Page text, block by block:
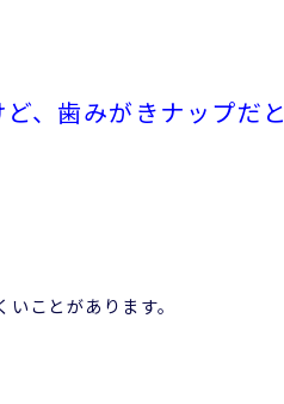
、歯みがきナップだ
ことがあります。